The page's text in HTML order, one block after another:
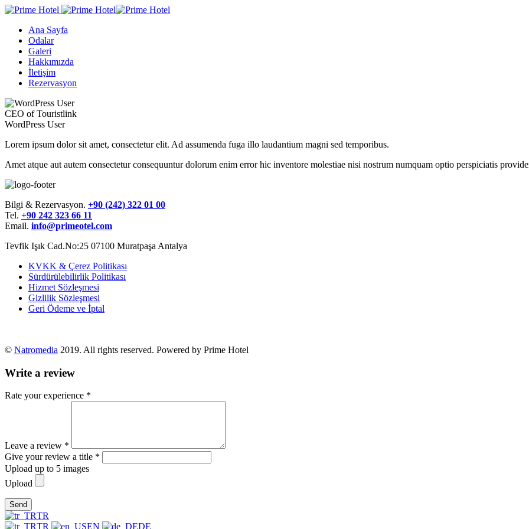
Ana Sayfa
Odalar
Galeri
Hakkımızda
İletişim
Rezervasyon
CEO of Touristlink
WordPress User
Lorem ipsum dolor sit amet, consectetur elit. Ad assumenda fuga illo laudantium magni sed temporibus.
Amet atque aut autem consectetur consequuntur dolorum enim error hic inventore molestiae nisi nostrum numquam optio perspiciatis
Bilgi & Rezervasyon. +90 (242) 322 01 00
Tel. +90 242 323 66 11
Email. info@primeotel.com
Tevfik Işık Cad.No:25 07100 Muratpaşa Antalya
KVKK & Çerez Politikası
Sürdürülebilirlik Politikası
Hizmet Sözleşmesi
Gizlilik Sözleşmesi
Geri Ödeme ve İptal
© Natromedia 2019. All rights reserved. Powered by Prime Hotel
Write a review
Rate your experience *
Leave a review *
Give your review a title *
Upload up to 5 images
Upload
Send
TR
TR
EN DE